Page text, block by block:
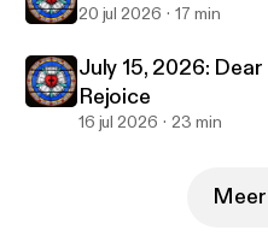
20 jul 2026 17 min
July 15, 2026:
Rejoice
16 jul 2026 23 min